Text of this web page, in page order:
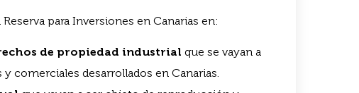
para Inversiones en Canarias en:
de propiedad industrial que se vayan a
comerciales desarrollados en Canarias.